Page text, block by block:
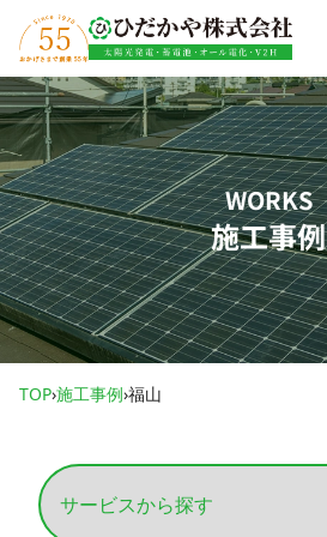
内容をスキップ
WORKS
施工事例
TOP›施工事例›福山